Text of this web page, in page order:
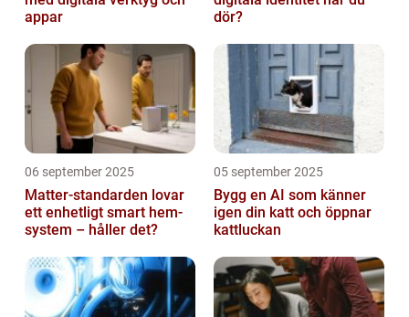
appar
dör?
06 september 2025
Matter-standarden lovar
ett enhetligt smart hem-
system – håller det?
05 september 2025
Bygg en AI som känner
igen din katt och öppnar
kattluckan